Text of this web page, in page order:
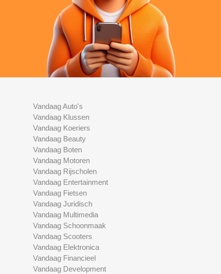
Vandaag Auto's
Vandaag Klussen
Vandaag Koeriers
Vandaag Beauty
Vandaag Boten
Vandaag Motoren
Vandaag Rijscholen
Vandaag Entertainment
Vandaag Fietsen
Vandaag Juridisch
Vandaag Multimedia
Vandaag Schoonmaak
Vandaag Scooters
Vandaag Elektronica
Vandaag Financieel
Vandaag Development